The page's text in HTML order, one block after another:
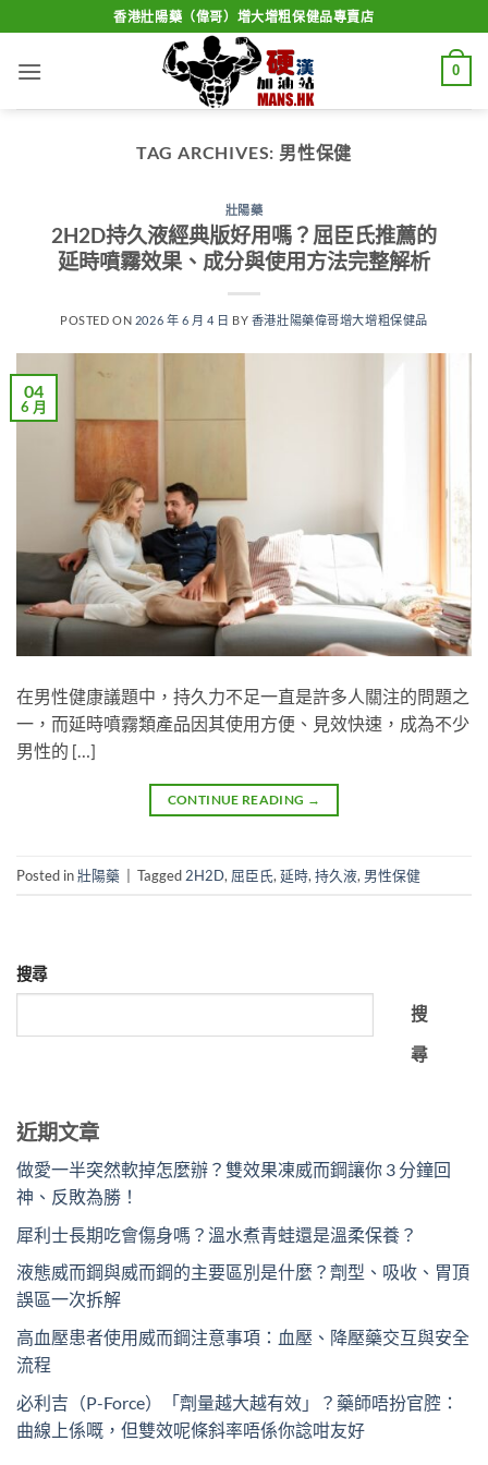
to
content
香港壯陽藥（偉哥）增大增粗保健品專賣店
0
TAG ARCHIVES: 男性保健
壯陽藥
2H2D持久液經典版好用嗎？屈臣氏推薦的
延時噴霧效果、成分與使用方法完整解析
POSTED ON 2026 年 6 月 4 日 BY 香港壯陽藥偉哥增大增粗保健品
04
6 月
在男性健康議題中，持久力不足一直是許多人關注的問題之
一，而延時噴霧類產品因其使用方便、見效快速，成為不少
男性的 […]
CONTINUE READING →
Posted in壯陽藥 Tagged 2H2D, 屈臣氏, 延時, 持久液, 男性保健
搜尋
搜
尋
近期文章
做愛一半突然軟掉怎麼辦？雙效果凍威而鋼讓你 3 分鐘回
神、反敗為勝！
犀利士長期吃會傷身嗎？溫水煮青蛙還是溫柔保養？
液態威而鋼與威而鋼的主要區別是什麼？劑型、吸收、胃頂
誤區一次拆解
高血壓患者使用威而鋼注意事項：血壓、降壓藥交互與安全
流程
必利吉（P-Force）「劑量越大越有效」？藥師唔扮官腔：
曲線上係嘅，但雙效呢條斜率唔係你諗咁友好